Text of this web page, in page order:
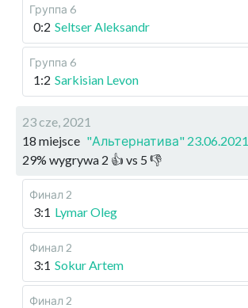
Группа 6
0:2 Seltser Aleksandr
Группа 6
1:2 Sarkisian Levon
23 cze, 2021
18 miejsce "Альтернатива" 23.06.2021
29% wygrywa 2 👍 vs 5 👎
Финал 2
3:1 Lymar Oleg
Финал 2
3:1 Sokur Artem
Финал 2